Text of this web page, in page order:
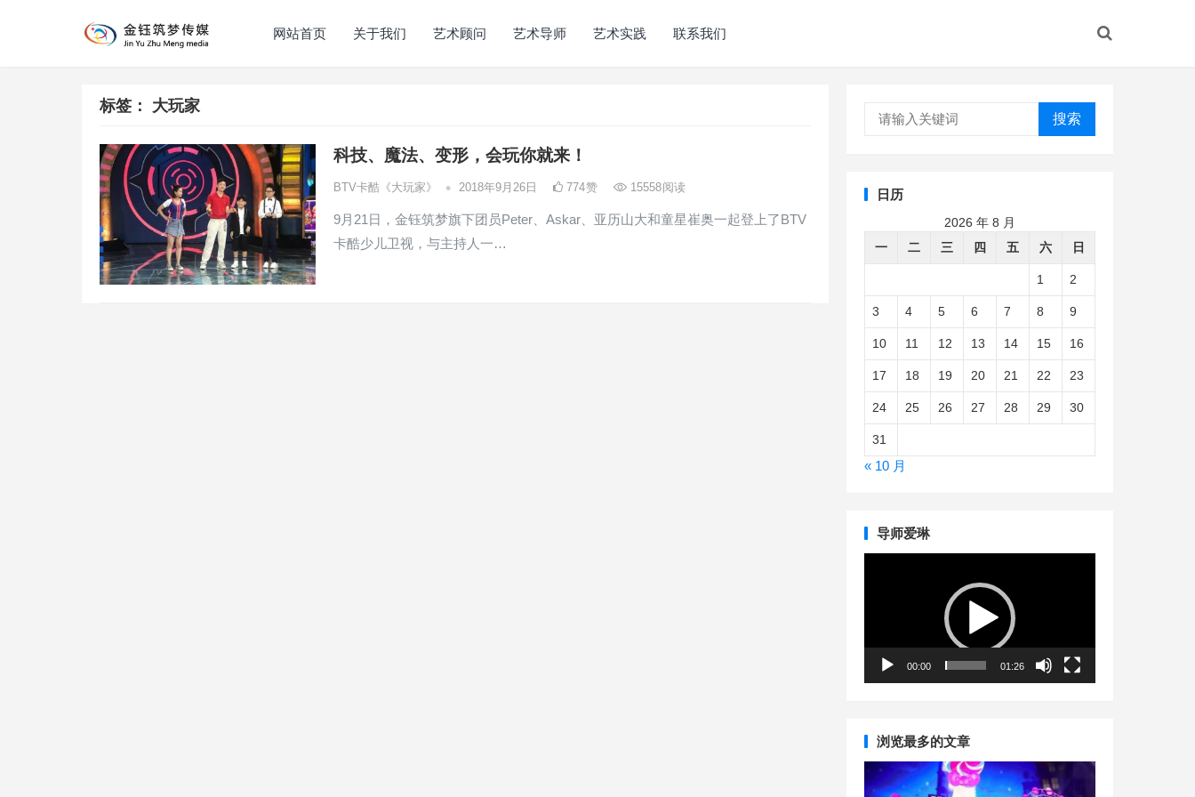
网站首页 关于我们 艺术顾问 艺术导师 艺术实践 联系我们
标签： 大玩家
科技、魔法、变形，会玩你就来！
BTV卡酷《大玩家》 • 2018年9月26日 774赞 15558阅读
9月21日，金钰筑梦旗下团员Peter、Askar、亚历山大和童星崔奥一起登上了BTV
卡酷少儿卫视，与主持人一…
搜索
日历
2026 年 8 月
一
二 三 四 五 六 日
1 2
3 4 5 6 7 8 9
10 11 12 13 14 15 16
17 18 19 20 21 22 23
24 25 26 27 28 29 30
31
« 10 月
导师爱琳
00:00 01:26
浏览最多的文章